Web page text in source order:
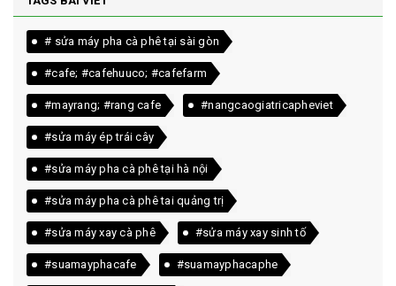
# sửa máy pha cà phê tại sài gòn
#cafe; #cafehuuco; #cafefarm
#mayrang; #rang cafe #nangcaogiatricapheviet
#sửa máy ép trái cây
#sửa máy pha cà phê tại hà nội
#sửa máy pha cà phê tai quảng trị
#sửa máy xay cà phê #sửa máy xay sinh tố
#suamayphacafe #suamayphacaphe